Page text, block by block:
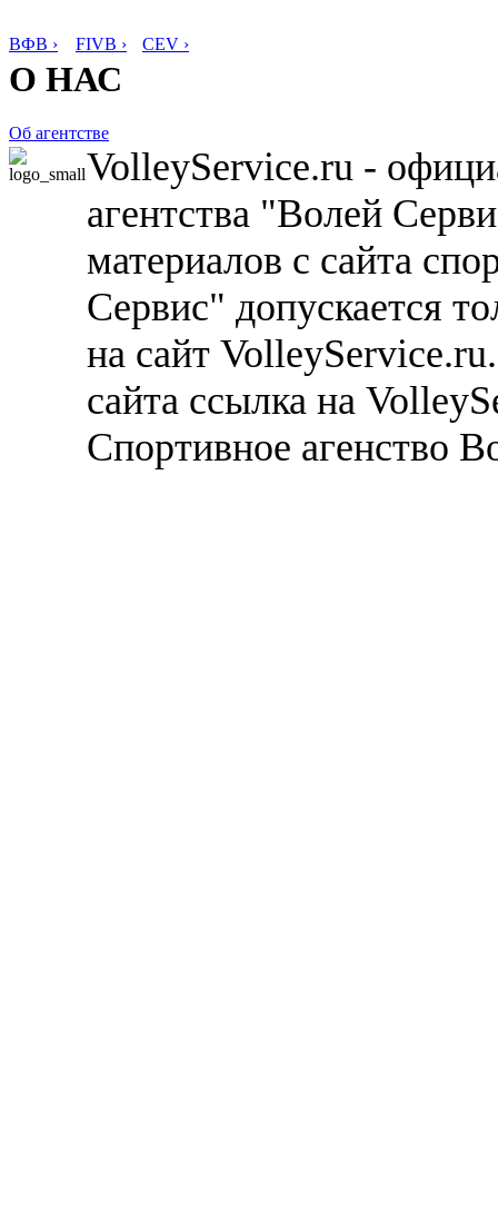
ВФВ › FIVB › CEV ›
О НАС
Об агентстве
VolleyService.ru -
агентства "Волей
материалов с сайта
Сервис" допускается
на сайт
сайта ссылка на
Спортивное агенство